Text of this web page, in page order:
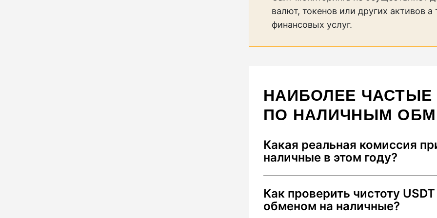
валют, токенов или других активов
финансовых услуг.
НАИБОЛЕЕ
ПО НАЛИЧНЫМ
Какая реальная комиссия
наличные в этом году?
до 2.5%. Она складывается из: 1)
2) сетевого сбора Tron за перевод
Как проверить чистоту
обменом на наличные?